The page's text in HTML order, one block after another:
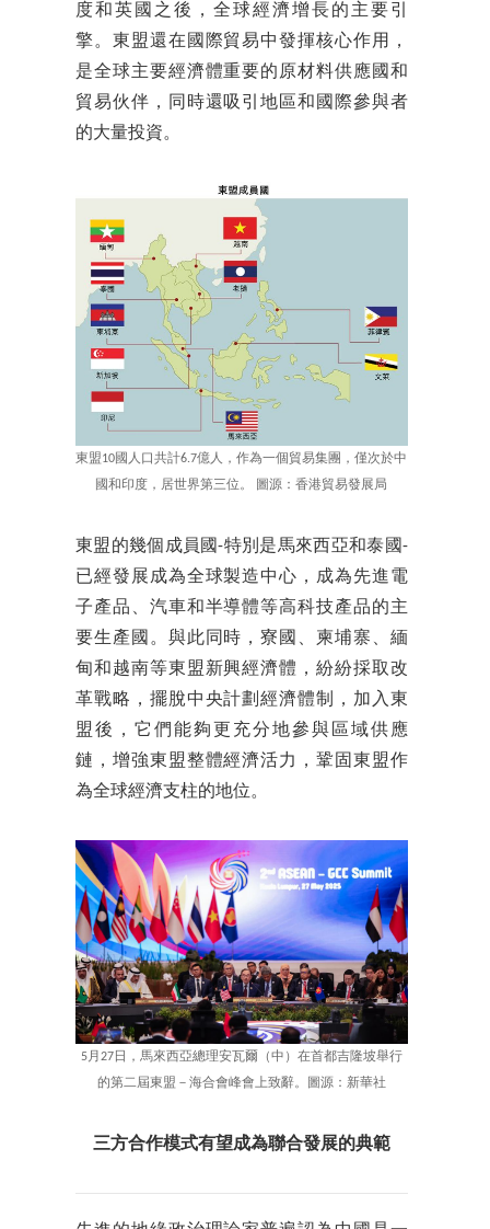
度和英國之後，全球經濟增長的主要引
擎。東盟還在國際貿易中發揮核心作用，
是全球主要經濟體重要的原材料供應國和
貿易伙伴，同時還吸引地區和國際參與者
的大量投資。
東盟10國人口共計6.7億人，作為一個貿易集團，僅次於中
國和印度，居世界第三位。 圖源：香港貿易發展局
東盟的幾個成員國-特別是馬來西亞和泰國-
已經發展成為全球製造中心，成為先進電
子產品、汽車和半導體等高科技產品的主
要生產國。與此同時，寮國、柬埔寨、緬
甸和越南等東盟新興經濟體，紛紛採取改
革戰略，擺脫中央計劃經濟體制，加入東
盟後，它們能夠更充分地參與區域供應
鏈，增強東盟整體經濟活力，鞏固東盟作
為全球經濟支柱的地位。
5月27日，馬來西亞總理安瓦爾（中）在首都吉隆坡舉行
的第二屆東盟－海合會峰會上致辭。圖源：新華社
三方合作模式有望成為聯合發展的典範